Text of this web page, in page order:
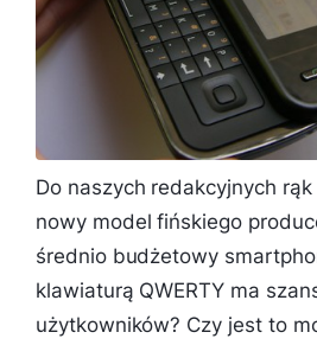
Do naszych redakcyjnych
nowy model fińskiego
średnio budżetowy
klawiaturą QWERTY ma
użytkowników? Czy jest to